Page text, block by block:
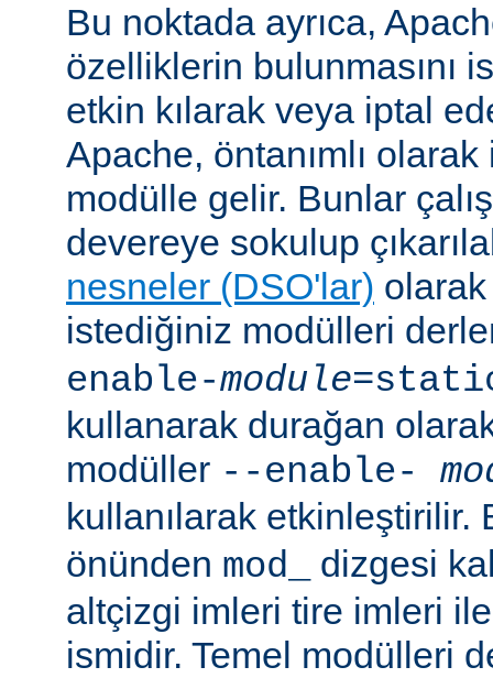
Bu noktada ayrıca,
özelliklerin bulunmasını
etkin kılarak veya iptal
Apache, öntanımlı
modülle gelir. Bunlar
devereye sokulup
nesneler (DSO'lar) olarak
istediğiniz modülleri
enable-module
kullanarak durağan
modüller --enable-
kullanılarak
önünden mod_
dizgesi
altçizgi imleri tire imleri
ismidir. Temel modülleri